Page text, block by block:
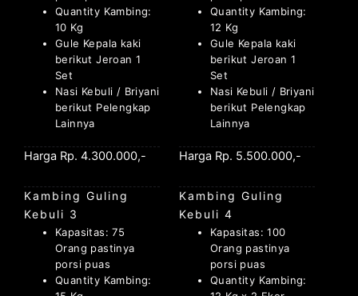
Quantity Kambing:
10 Kg
Gule Kepala kaki
berikut Jeroan 1
Set
Nasi Kebuli / Briyani
berikut Pelengkap
Lainnya
Harga Rp. 4.300.000,-
Kambing Guling
Kebuli 3
Kapasitas: 75
Orang pastinya
porsi puas
Quantity Kambing:
Quantity Kambing:
12 Kg
Gule Kepala kaki
berikut Jeroan 1
Set
Nasi Kebuli / Briyani
berikut Pelengkap
Lainnya
Harga Rp. 5.500.000,-
Kambing Guling
Kebuli 4
Kapasitas: 100
Orang pastinya
porsi puas
Quantity Kambing: